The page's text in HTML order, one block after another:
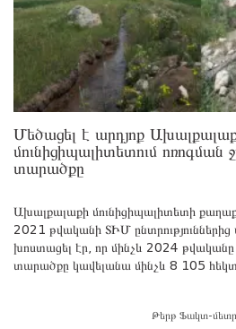
Մեծացել է արդյոք
մունիցիպալիտետում
տարածքը
Ախալքալաքի մունիցիպալիտետի
2021 թվականի ՏԻՄ ընտրություններից
խոստացել էր, որ մինչև 2024
տարածքը կավելանա մինչև 8 105
Թերթ Ֆակտ-մետր